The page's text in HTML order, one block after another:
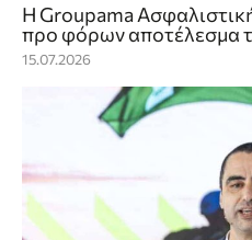
Η Groupama
προ φόρων αποτέλεσμα
15.07.2026